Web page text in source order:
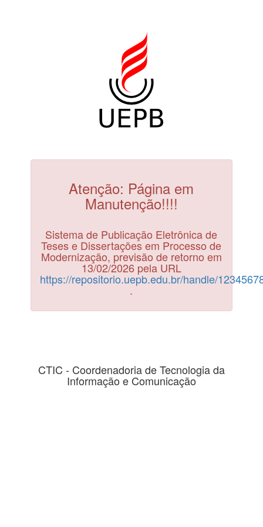
Atenção: Página em
Manutenção!!!!
Sistema de Publicação Eletrônica de
Teses e Dissertações em Processo de
Modernização, previsão de retorno em
13/02/2026 pela URL
https://repositorio.uepb.edu.br/handle/
.
CTIC - Coordenadoria de Tecnologia da
Informação e Comunicação